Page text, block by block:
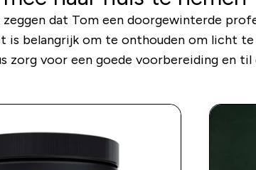
dat Tom een ​​doorgewinterde
is belangrijk om te onthouden om licht
zorg voor een goede voorbereiding en til